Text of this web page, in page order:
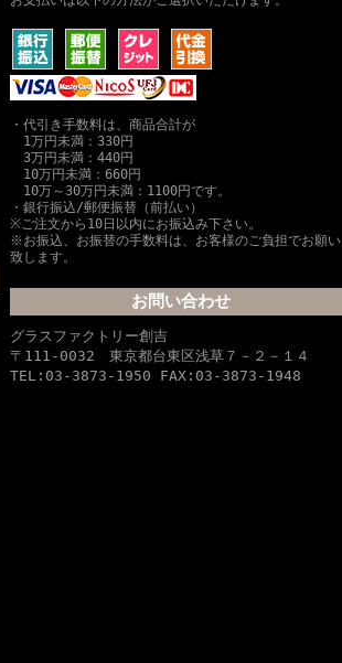
・代引き手数料は、商品合計が
1万円未満：330円
3万円未満：440円
10万円未満：660円
10万～30万円未満：1100円です。
・銀行振込/郵便振替（前払い）
※ご注文から10日以内にお振込み下さい。
※お振込、お振替の手数料は、お客様のご負担でお願い
致します。
お問い合わせ
グラスファクトリー創吉
〒111-0032 東京都台東区浅草７－２－１４
TEL:03-3873-1950 FAX:03-3873-1948